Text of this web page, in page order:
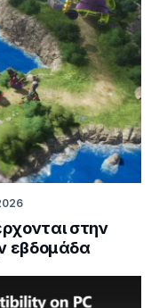
στην
εβδομάδα